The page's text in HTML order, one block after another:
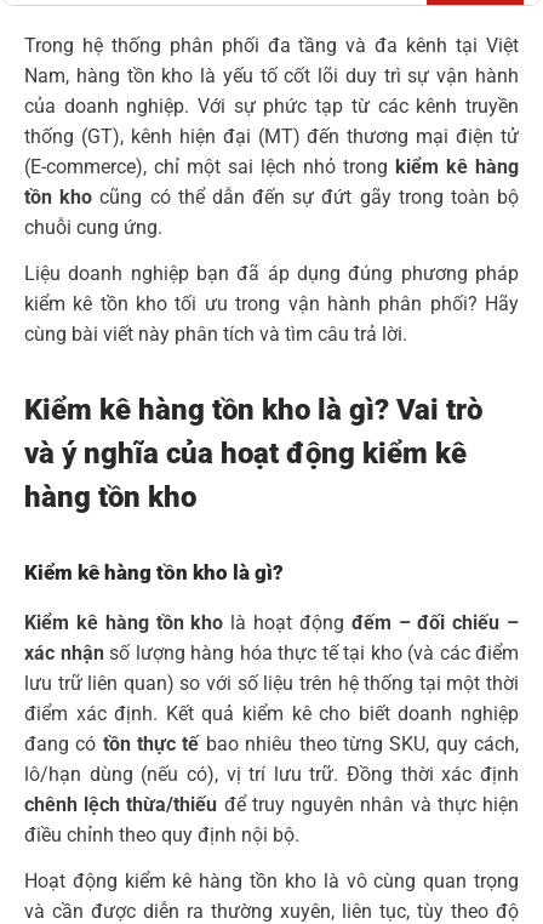
Trong hệ thống phân phối đa tầng và đa kênh tại Việt
Nam, hàng tồn kho là yếu tố cốt lõi duy trì sự vận hành
của doanh nghiệp. Với sự phức tạp từ các kênh truyền
thống (GT), kênh hiện đại (MT) đến thương mại điện tử
(E-commerce), chỉ một sai lệch nhỏ trong kiểm kê hàng
tồn kho cũng có thể dẫn đến sự đứt gãy trong toàn bộ
chuỗi cung ứng.
Liệu doanh nghiệp bạn đã áp dụng đúng phương pháp
kiểm kê tồn kho tối ưu trong vận hành phân phối? Hãy
cùng bài viết này phân tích và tìm câu trả lời.
Kiểm kê hàng tồn kho là gì? Vai trò
và ý nghĩa của hoạt động kiểm kê
hàng tồn kho
Kiểm kê hàng tồn kho là gì?
Kiểm kê hàng tồn kho là hoạt động đếm – đối chiếu –
xác nhậnsố lượng hàng hóa thực tế tại kho (và các điểm
lưu trữ liên quan) so với số liệu trên hệ thống tại một thời
điểm xác định. Kết quả kiểm kê cho biết doanh nghiệp
đang có tồn thực tếbao nhiêu theo từng SKU, quy cách,
lô/hạn dùng (nếu có), vị trí lưu trữ. Đồng thời xác định
chênh lệch thừa/thiếu để truy nguyên nhân và thực hiện
điều chỉnh theo quy định nội bộ.
Hoạt động kiểm kê hàng tồn kho là vô cùng quan trọng
và cần được diễn ra thường xuyên, liên tục, tùy theo độ